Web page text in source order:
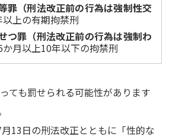
罪（刑法改正前の行為は強制性交
以上の有期拘禁刑
つ罪（刑法改正前の行為は強制わ
か月以上10年以下の拘禁刑
ても罰せられる可能性があります
13日の刑法改正とともに「性的な